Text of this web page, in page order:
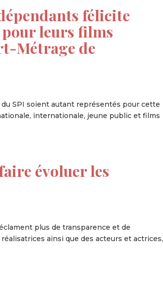
félicite
pour leurs films
Métrage de
SPI soient autant représentés pour cette
internationale, jeune public et films
évoluer les
plus de transparence et de
ainsi que des acteurs et actrices,